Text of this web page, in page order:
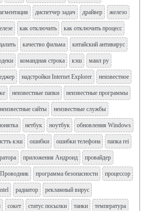
диспетчер задач драйвер железо
как отключить как отключить процесс
качество фильма китайский антивирус
командная строка кэш маил ру
надстройки Internet Explorer неизвестное
неизвестные папки неизвестные программы
неизвестные сайты неизвестные службы
нетбук ноутбук обновления Windows
кэш ошибки ошибки телефона папка rei
приложения Андроид провайдер
программа безопасности процессор
радиатор рекламный вирус
сокет статус посылки танки температура